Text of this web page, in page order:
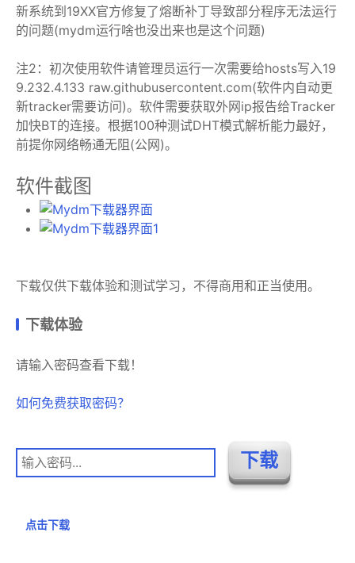
新系统到19XX官方修复了熔断补丁导致部分程序无法运行
的问题(mydm运行啥也没出来也是这个问题)
注2：初次使用软件请管理员运行一次需要给hosts写入19
9.232.4.133 raw.githubusercontent.com(软件内自动更
新tracker需要访问)。软件需要获取外网ip报告给Tracker
加快BT的连接。根据100种测试DHT模式解析能力最好，
前提你网络畅通无阻(公网)。
软件截图
下载仅供下载体验和测试学习，不得商用和正当使用。
下载体验
请输入密码查看下载！
如何免费获取密码？
点击下载